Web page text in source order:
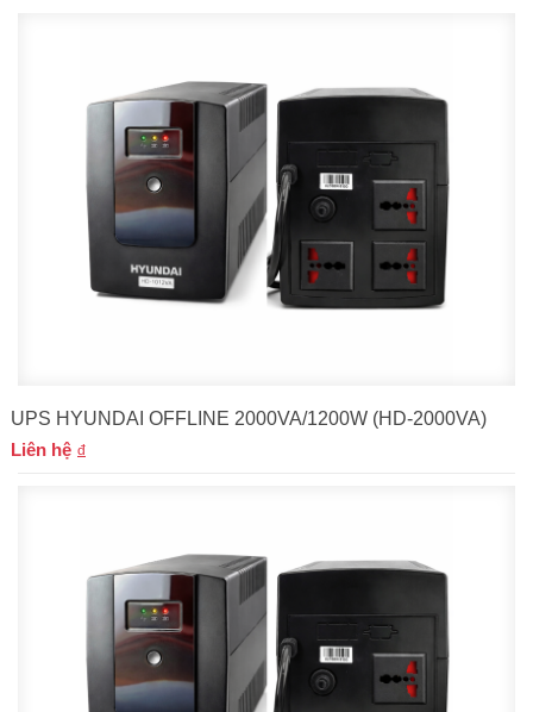
UPS HYUNDAI OFFLINE 2000VA/1200W (HD-2000VA)
Liên hệ